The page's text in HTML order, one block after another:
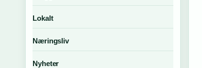
Lokalt
Næringsliv
Nyheter